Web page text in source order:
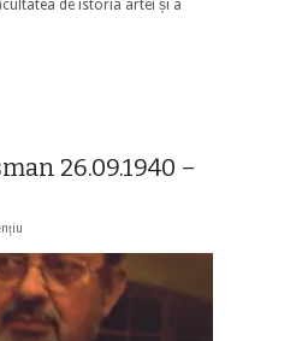
de istoria artei și a
26.09.1940 –